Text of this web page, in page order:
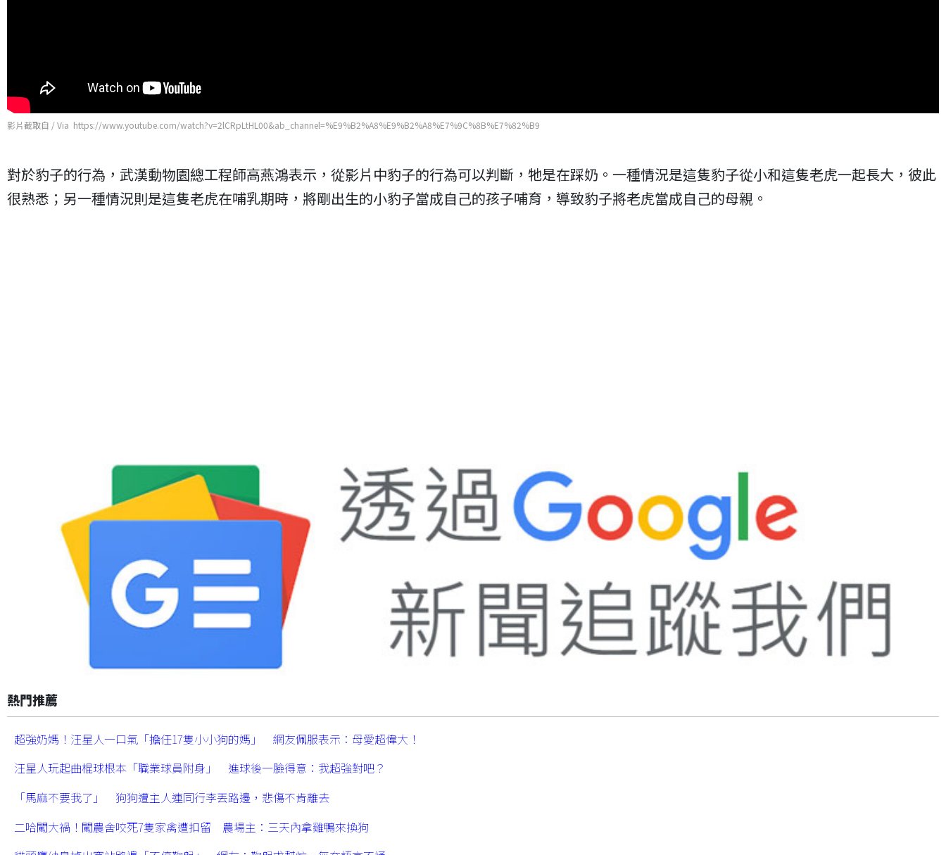
影片截取自 / Via https://www.youtube.com/watch?v=2lCRpLtHL00&ab_channel=%E9%B2%A8%E9%B2%A8%E7%9C%8B%E7%82%B9
對於豹子的行為，武漢動物園總工程師高燕鴻表示，從影片中豹子的行為可以判斷，牠是在踩奶。一種情況是這隻豹子從小和這隻老虎一起長大，彼此
很熟悉；另一種情況則是這隻老虎在哺乳期時，將剛出生的小豹子當成自己的孩子哺育，導致豹子將老虎當成自己的母親。
熱門推薦
超強奶媽！汪星人一口氣「擔任17隻小小狗的媽」 網友佩服表示：母愛超偉大！
汪星人玩起曲棍球根本「職業球員附身」 進球後一臉得意：我超強對吧？
「馬麻不要我了」 狗狗遭主人連同行李丟路邊，悲傷不肯離去
二哈闖大禍！闖農舍咬死7隻家禽遭扣留 農場主：三天內拿雞鴨來換狗